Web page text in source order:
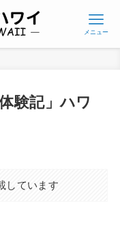
メニュー
験記」ハワ
しています